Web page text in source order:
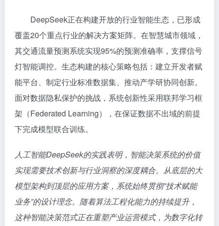
DeepSeek正在构建开放的行业智能生态，已形成
覆盖20个重点行业的解决方案矩阵。在智慧城市领域，
其交通流量预测系统实现95%的预测准确率，支撑信号
灯智能调控。生态构建的核心策略包括：建立开发者赋
能平台、制定行业标准数据集、推动产学研协同创新。
面对数据隐私保护的挑战，系统创新性采用联邦学习框
架（Federated Learning），在保证数据不出域的前提
下完成模型联合训练。
人工智能DeepSeek的实践表明，智能决策系统的价值
实现需要技术创新与行业洞察的深度耦合。从底层的大
模型架构到顶层的应用方案，系统始终贯彻”技术赋能
业务”的设计理念。随着算法工程化能力的持续提升，
这种智能决策范式正在重塑产业运营模式，为数字化转